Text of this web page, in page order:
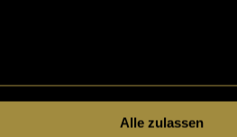
Alle zulassen